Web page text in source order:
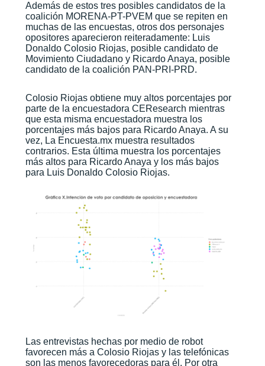
Además de estos tres posibles candidatos de la
coalición MORENA-PT-PVEM que se repiten en
muchas de las encuestas, otros dos personajes
opositores aparecieron reiteradamente: Luis
Donaldo Colosio Riojas, posible candidato de
Movimiento Ciudadano y Ricardo Anaya, posible
candidato de la coalición PAN-PRI-PRD.
Colosio Riojas obtiene muy altos porcentajes por
parte de la encuestadora CEResearch mientras
que esta misma encuestadora muestra los
porcentajes más bajos para Ricardo Anaya. A su
vez, La Encuesta.mx muestra resultados
contrarios. Esta última muestra los porcentajes
más altos para Ricardo Anaya y los más bajos
para Luis Donaldo Colosio Riojas.
Las entrevistas hechas por medio de robot
favorecen más a Colosio Riojas y las telefónicas
son las menos favorecedoras para él. Por otra